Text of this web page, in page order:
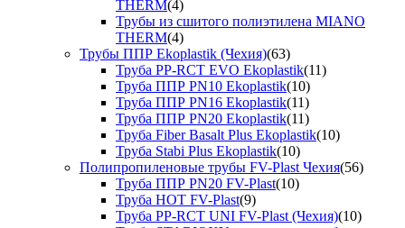
THERM(4)
Трубы из сшитого полиэтилена MIANO
THERM(4)
Трубы ППР Ekoplastik (Чехия)(63)
Труба PP-RCT EVO Ekoplastik(11)
Труба ППР PN10 Ekoplastik(10)
Труба ППР PN16 Ekoplastik(11)
Труба ППР PN20 Ekoplastik(11)
Труба Fiber Basalt Plus Ekoplastik(10)
Труба Stabi Plus Ekoplastik(10)
Полипропиленовые трубы FV-Plast Чехия(56)
Труба ППР PN20 FV-Plast(10)
Труба HOT FV-Plast(9)
Труба PP-RCT UNI FV-Plast (Чехия)(10)